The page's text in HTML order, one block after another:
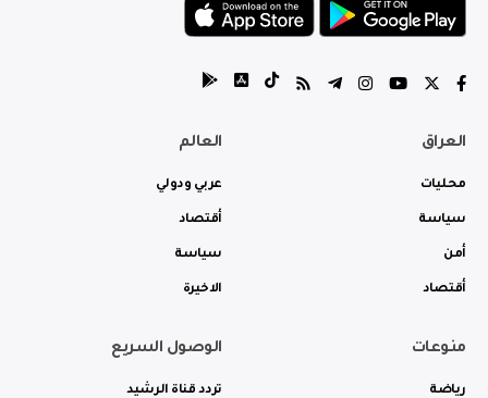
العراق
محليات
سياسة
أمن
أقتصاد
العالم
عربي ودولي
أقتصاد
سياسة
الاخيرة
منوعات
رياضة
الوصول السريع
تردد قناة الرشيد